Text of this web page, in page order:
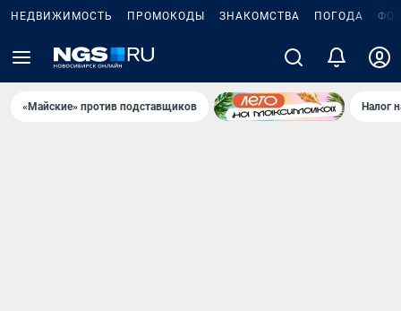
НЕДВИЖИМОСТЬ ПРОМОКОДЫ ЗНАКОМСТВА ПОГОДА
«Майские» против подставщиков Налог